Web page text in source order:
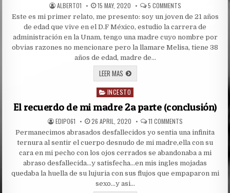
AUTHOR:
ALBERTO1 PUBLISHED
DATE:
15 MAY, 2020 5 COMMENTSON
MAMA
Y
ENSEÑANZAS
Este es mi primer relato, me presento: soy un joven de 21 años
de edad que vive en el D.F México, estudio la carrera de
administración en la Unam, tengo una madre cuyo nombre por
obvias razones no mencionare pero la llamare Melisa, tiene 38
años de edad, madre de…
LEER MASMAMA
Y
SUS
ENSEÑANZAS
Posted
INCESTO
El recuerdo de mi madre 2a parte (conclusión)
AUTHOR:
EDIPO61 PUBLISHED
DATE:
26 APRIL, 2020 11 COMMENTSON
EL
RECUERDO
DE
MI
MADRE
2A
PARTE
(CONCLUSIÓN)
Permanecimos abrasados desfallecidos yo sentia una infinita
ternura al sentir el cuerpo desnudo de mi madre,ella con su
cara en mi pecho con los ojos cerrados se abandonaba a mi
abraso desfallecida…y satisfecha…en mis ingles mojadas
quedaba la huella de su lujuria con sus flujos que empaparon mi
sexo…y asi…